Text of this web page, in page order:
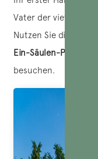
Vater der
Nutzen Sie die
Ein-Säulen-Pagode
besuchen.